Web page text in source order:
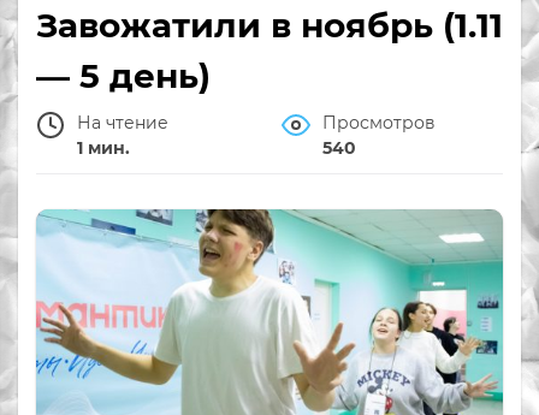
Завожатили в ноябрь (1.11
— 5 день)
На чтение
1 мин.
Просмотров
540